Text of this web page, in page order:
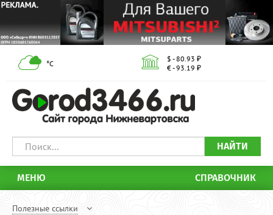
°С
$ - 80.93 ₽
€ - 93.19 ₽
НАЙТИ
МЕНЮ СПРАВОЧНИК
Полезные ссылки